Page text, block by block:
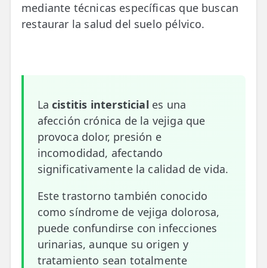
📍 Chamberí - Centro
📍 Getafe
TIENDA
🛍️ Tienda Bonos
🎁 Tarjetas Regalo
🛒 Carrito
❤️ Ofertas
mediante técnicas específicas que buscan
restaurar la salud del suelo pélvico.
Lacistitis intersticial es una
afección crónica de la vejiga que
provoca dolor, presión e
incomodidad, afectando
significativamente la calidad de vida.
Este trastorno también conocido
como síndrome de vejiga dolorosa,
puede confundirse con infecciones
urinarias, aunque su origen y
tratamiento sean totalmente